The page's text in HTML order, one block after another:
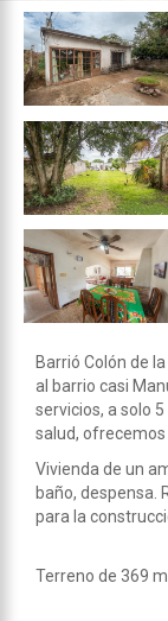
Barrió Colón de
al barrio casi
servicios, a solo
salud, ofrecemos
Vivienda de un
baño, despensa.
para la
Terreno de 369